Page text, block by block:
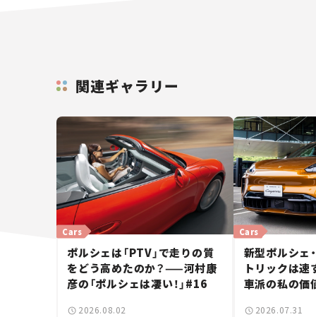
関連ギャラリー
Cars
ポルシェは「PTV」で走りの質
をどう高めたのか？——河村康
彦の「ポルシェは凄い！」#16
2026.08.02
Cars
新型ポルシェ
トリックは速
車派の私の価
2026.07.31